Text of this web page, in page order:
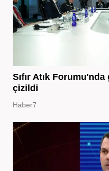
Sıfır Atık
çizildi
Haber7